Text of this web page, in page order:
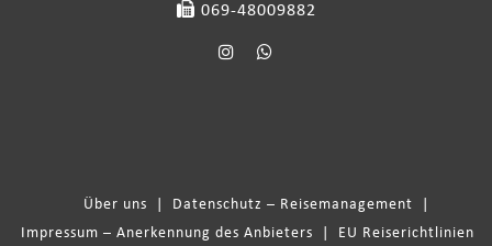
069-48009882
Über uns Datenschutz – Reisemanagement
Impressum – Anerkennung des Anbieters
EU Reiserichtlinien